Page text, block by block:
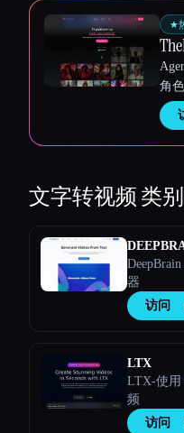
Esc
★
角
文字转视频类
器
访问
LTX
LTX-使用
频
访问